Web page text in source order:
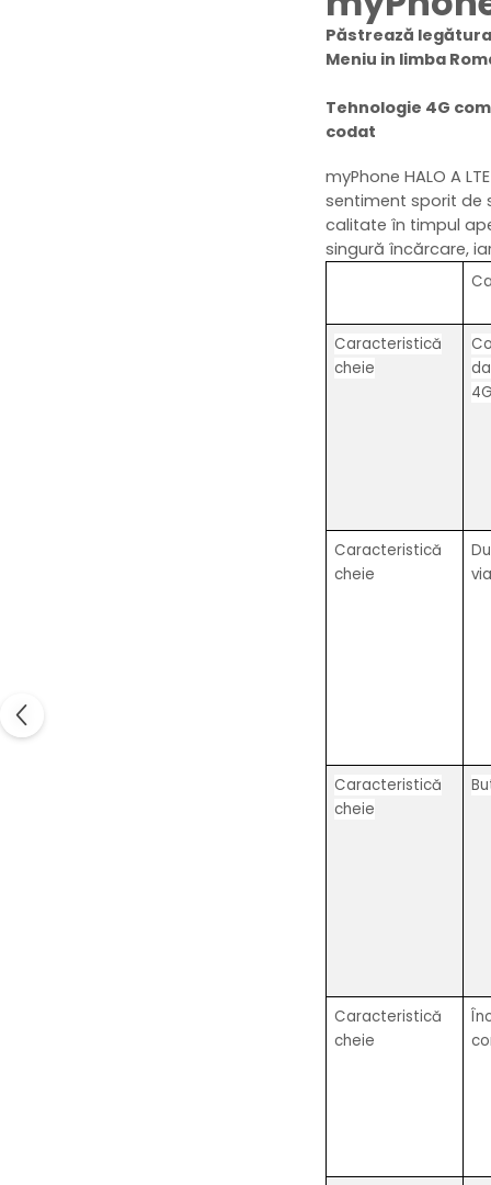
Păstrează
Meniu in limba
Tehnologie 4G
codat
myPhone HALO A
sentiment sporit de
calitate în timpul
singură încărcare,
Caracteristică
cheie
Caracteristică
cheie
Caracteristică
cheie
Caracteristică
cheie